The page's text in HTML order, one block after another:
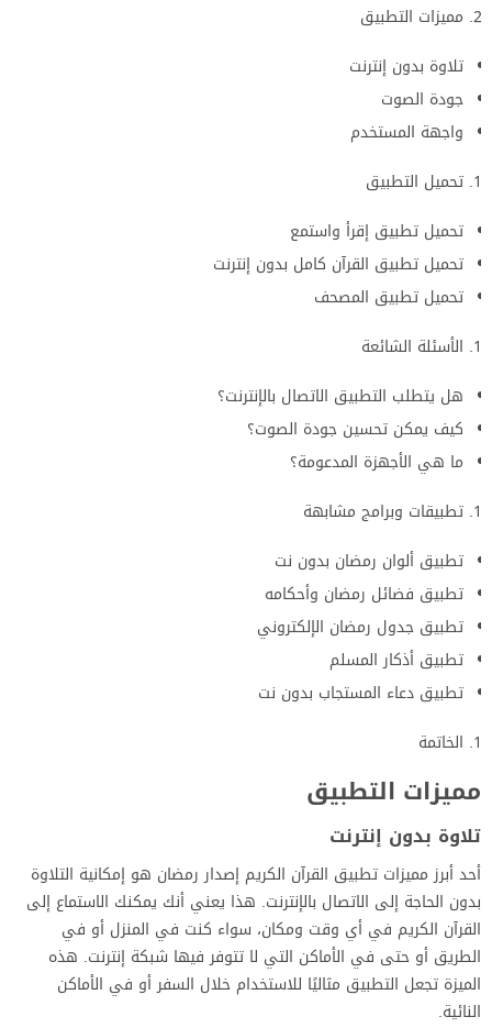
مميزات التطبيق
تلاوة بدون إنترنت
جودة الصوت
واجهة المستخدم
تحميل التطبيق
تحميل تطبيق إقرأ واستمع
تحميل تطبيق القرآن كامل بدون إنترنت
تحميل تطبيق المصحف
الأسئلة الشائعة
هل يتطلب التطبيق الاتصال بالإنترنت؟
كيف يمكن تحسين جودة الصوت؟
ما هي الأجهزة المدعومة؟
تطبيقات وبرامج مشابهة
تطبيق ألوان رمضان بدون نت
تطبيق فضائل رمضان وأحكامه
تطبيق جدول رمضان الإلكتروني
تطبيق أذكار المسلم
تطبيق دعاء المستجاب بدون نت
الخاتمة
مميزات التطبيق
تلاوة بدون إنترنت
أحد أبرز مميزات تطبيق القرآن الكريم إصدار رمضان هو إمكانية التلاوة
بدون الحاجة إلى الاتصال بالإنترنت. هذا يعني أنك يمكنك الاستماع إلى
القرآن الكريم في أي وقت ومكان، سواء كنت في المنزل أو في
الطريق أو حتى في الأماكن التي لا تتوفر فيها شبكة إنترنت. هذه
الميزة تجعل التطبيق مثاليًا للاستخدام خلال السفر أو في الأماكن
النائية.